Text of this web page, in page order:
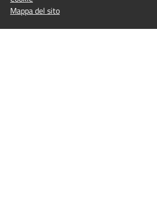
Mappa del sito